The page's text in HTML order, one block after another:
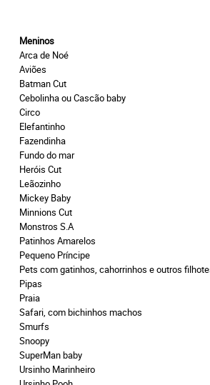
Meninos
Arca de Noé
Aviões
Batman Cut
Cebolinha ou Cascão baby
Circo
Elefantinho
Fazendinha
Fundo do mar
Heróis Cut
Leãozinho
Mickey Baby
Minnions Cut
Monstros S.A
Patinhos Amarelos
Pequeno Príncipe
Pets com gatinhos, cahorrinhos e outros
Pipas
Praia
Safari, com bichinhos machos
Smurfs
Snoopy
SuperMan baby
Ursinho Marinheiro